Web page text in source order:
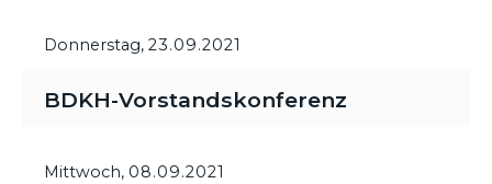
Donnerstag, 23.09.2021
BDKH-Vorstandskonferenz
Mittwoch, 08.09.2021